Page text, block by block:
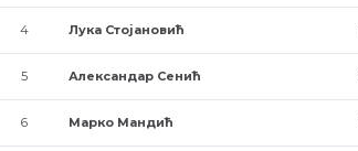
4 Лука Стојановић
5 Александар Сенић
6 Марко Мандић